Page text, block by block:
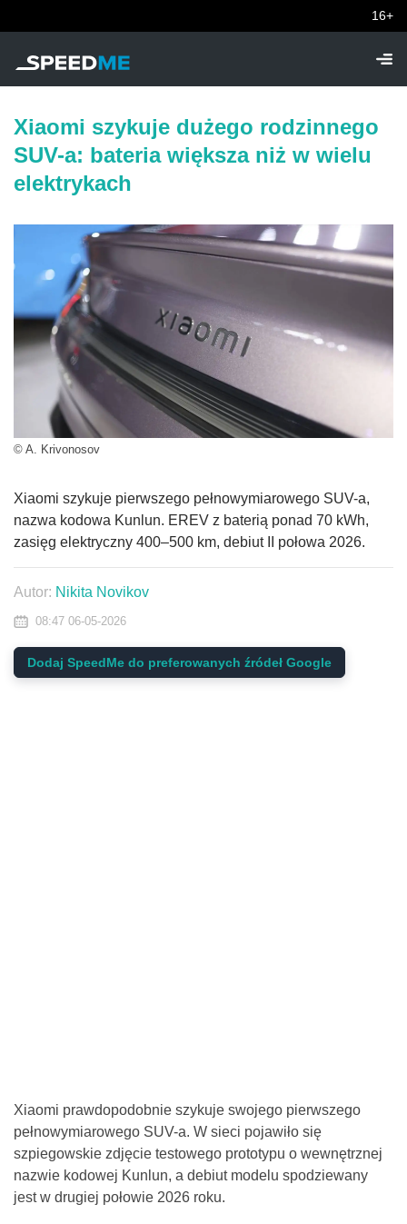
16+
Xiaomi szykuje dużego rodzinnego
SUV-a: bateria większa niż w wielu
elektrykach
© A. Krivonosov
Xiaomi szykuje pierwszego pełnowymiarowego SUV-a,
nazwa kodowa Kunlun. EREV z baterią ponad 70 kWh,
zasięg elektryczny 400–500 km, debiut II połowa 2026.
Autor: Nikita Novikov
08:47 06-05-2026
Dodaj SpeedMe do preferowanych źródeł Google
Xiaomi prawdopodobnie szykuje swojego pierwszego
pełnowymiarowego SUV-a. W sieci pojawiło się
szpiegowskie zdjęcie testowego prototypu o wewnętrznej
nazwie kodowej Kunlun, a debiut modelu spodziewany
jest w drugiej połowie 2026 roku.